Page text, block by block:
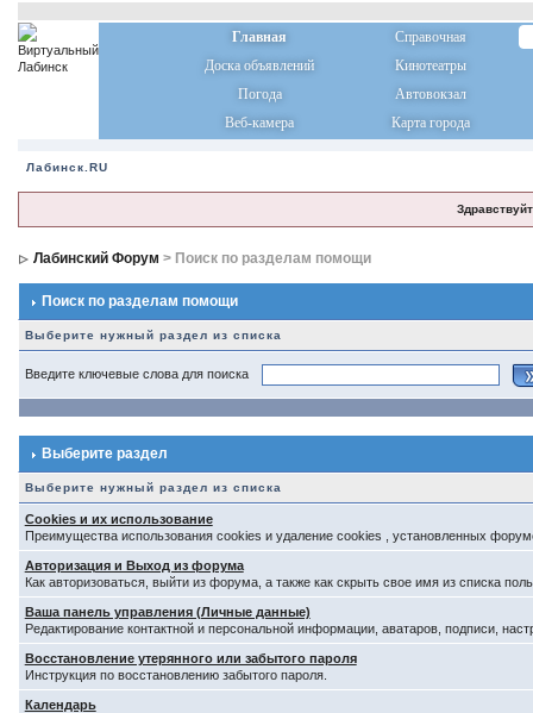
Главная
Справочная
Доска объявлений
Кинотеатры
Погода
Автовокзал
Веб-камера
Карта города
Лабинск.RU
Лабинский Форум > Поиск по разделам помощи
Поиск по разделам помощи
Выберите нужный раздел из списка
Введите ключевые слова для поиска
Выберите раздел
Выберите нужный раздел из списка
Cookies и их использование
Преимущества использования cookies и удаление cookies , установленных
Авторизация и Выход из форума
Как авторизоваться, выйти из форума, а также как скрыть свое имя из списка
Ваша панель управления (Личные данные)
Редактирование контактной и персональной информации, аватаров, подписи,
Восстановление утерянного или забытого пароля
Инструкция по восстановлению забытого пароля.
Календарь